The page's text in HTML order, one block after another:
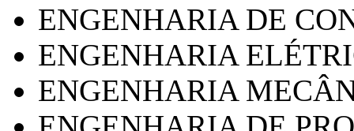
ENGENHARIA DE
ENGENHARIA
ENGENHARIA